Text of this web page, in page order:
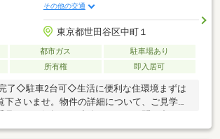
その他の交通
東京都世田谷区中町１
都市ガス
駐車場あり
所有権 即入居可
了◇駐車2台可◇生活に便利な住環境まずは
下さいませ。物件の詳細について、ご見学希
【0120-104-132】